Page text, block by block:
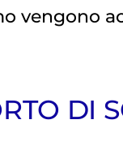
vengono
DI